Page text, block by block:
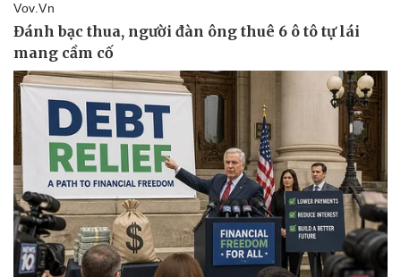
Nam khoa
Làm đẹp - giảm cân
Phòng mạch online
Ăn sạch sống khỏe